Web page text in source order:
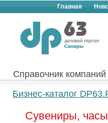
Главная
Справочник
Бизнес-каталог
Сувениры,